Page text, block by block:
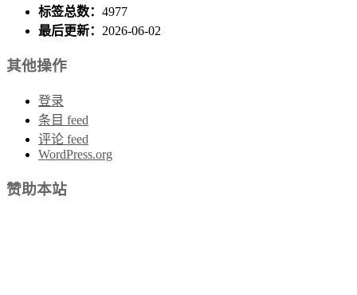
标签总数： 4977
最后更新： 2026-06-02
其他操作
登录
条目 feed
评论 feed
WordPress.org
赞助本站